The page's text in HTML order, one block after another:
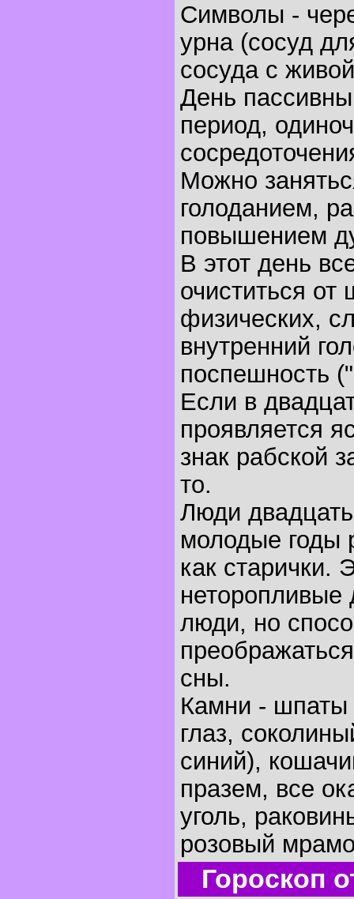
Символы -
урна (сосуд
сосуда с
День
период,
Можно
голоданием,
повышением
В этот день
очиститься
физических,
внутренний
поспешность
Если в
проявляется
знак рабской
то.
Люди
молодые годы
как старички.
неторопливые
люди, но
сны.
Камни - шпаты
глаз,
синий),
празем, все
уголь,
розовый
Гороскоп